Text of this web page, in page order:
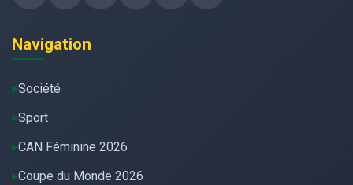
Navigation
Société
Sport
CAN Féminine 2026
Coupe du Monde 2026